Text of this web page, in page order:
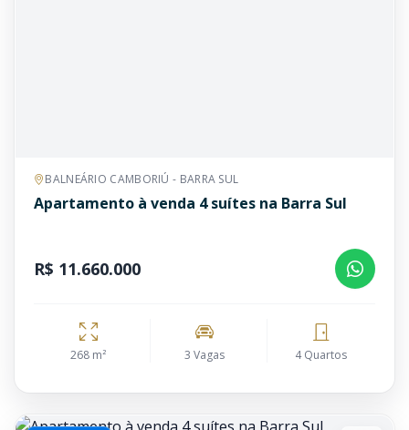
BALNEÁRIO CAMBORIÚ - BARRA SUL
Apartamento à venda 4 suítes na Barra Sul
R$ 11.660.000
268 m² 3 Vagas 4 Quartos